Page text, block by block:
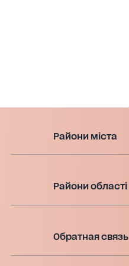
Райони міста
Райони області
Обратная связь